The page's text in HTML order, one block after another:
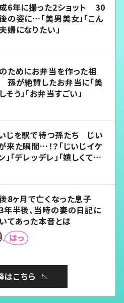
6年に撮った2ショット 30
の姿に…「美男美女」「こん
婦になりたい」
ためにお弁当を作った祖
が絶賛したお弁当に「美
そう」「お弁当すごい」
じを駅で待つ孫たち じい
来た瞬間…！？「じいじイケ
」「デレッデレ」「嬉しくて可
8ヶ月で亡くなった息子
年半後、当時の妻の日記に
てあった本音とは
はこちら